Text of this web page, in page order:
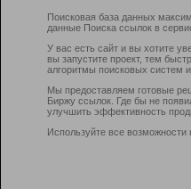
Поисковая база данных
данные Поиска ссылок в
У вас есть сайт и вы хотите
вы запустите проект, тем
алгоритмы поисковых систем
Мы предоставляем готовые
Биржу ссылок. Где бы не
улучшить эффективность
Используйте все